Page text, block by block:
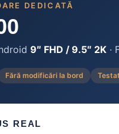
DEDICATĂ
9″ FHD / 9.5″ 2K ·
Fără modificări la bord
REAL